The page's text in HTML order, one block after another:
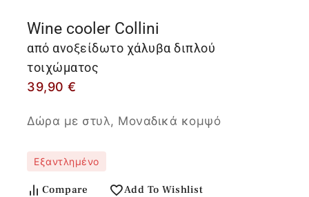
Wine cooler Collini
από ανοξείδωτο χάλυβα διπλού
τοιχώματος
39,90 €
Δώρα με στυλ, Μοναδικά κομψό
Εξαντλημένο
Compare Add To Wishlist